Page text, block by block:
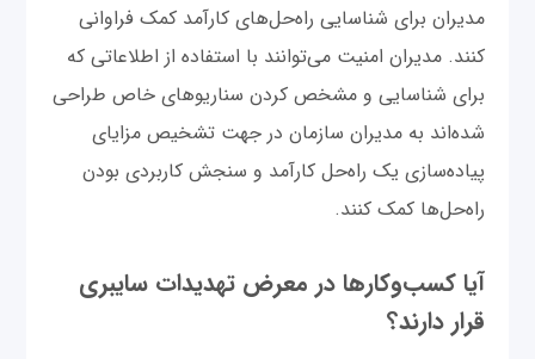
مدیران برای شناسایی راه‌حل‌های کارآمد کمک فراوانی
کنند. مدیران امنیت می‌توانند با استفاده از اطلاعاتی که
برای شناسایی و مشخص کردن سناریوهای خاص طراحی
شده‌اند به مدیران سازمان در جهت تشخیص مزایای
پیاده‌سازی یک راه‌حل کارآمد و سنجش کاربردی بودن
راه‌حل‌ها کمک کنند.
آیا کسب‌وکارها در معرض تهدیدات سایبری
قرار دارند؟